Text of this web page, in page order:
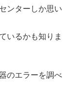
ンターしか思い
いるかも知りま
のエラーを調べ